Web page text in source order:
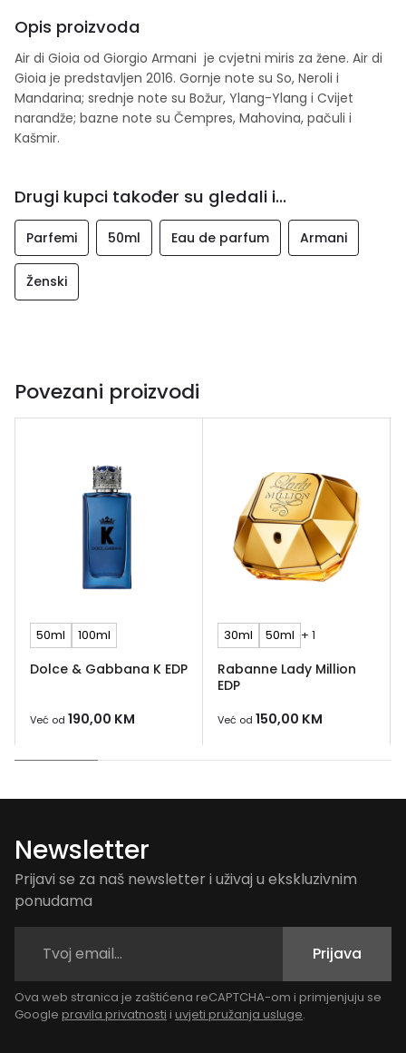
Opis proizvoda
Air di Gioia od Giorgio Armani je cvjetni miris za žene. Air di
Gioia je predstavljen 2016. Gornje note su So, Neroli i
Mandarina; srednje note su Božur, Ylang-Ylang i Cvijet
narandže; bazne note su Čempres, Mahovina, pačuli i
Kašmir.
Drugi kupci također su gledali i...
Parfemi 50ml Eau de parfum Armani
Ženski
Povezani proizvodi
50ml 100ml
Dolce & Gabbana K EDP
Već od 190,00 KM
30ml 50ml + 1
Rabanne Lady Million
EDP
Već od 150,00 KM
Newsletter
Prijavi se za naš newsletter i uživaj u ekskluzivnim
ponudama
Prijava
Ova web stranica je zaštićena reCAPTCHA-om i primjenjuju se
Google pravila privatnosti i uvjeti pružanja usluge.